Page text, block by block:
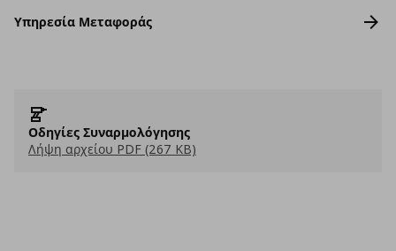
Υπηρεσία Μεταφοράς
Οδηγίες Συναρμολόγησης
Λήψη αρχείου PDF (267 KB)